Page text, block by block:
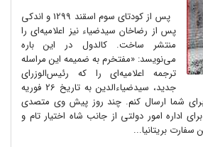
پس از کودتای سوم اسقند 1299 و اندکی
پس از رضاخان سیدضیاء نیز اعلامیه‌ای را
منتشر ساخت. کالدول در این باره
می‌نویسد: «مفتخرم به ضمیمه این مراسله
ترجمه اعلامیه‌ای را که رئیس‌الوزرای
جدید، سیدضیاءالدین به تاریخ 26 فوریه
شما ارسال کنم. چند روز پیش وی متصدی
اداره امور دولتی از جانب شاه اختیار تام و
بریتانیا...